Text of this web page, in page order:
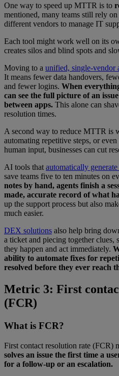
One way to speed up MTTR is to
mentioned, many teams still rely
different vendors to manage IT
Each tool might work well on its
creates silos and blind spots and
Moving to a unified, single-vendor
It means fewer data handovers,
and fewer logins. When
can see the full picture of an
between apps. This alone can
resolution times.
A second way to reduce MTTR is
automating repetitive steps, or
human input, businesses can cut
AI tools thatautomatically
save teams five to ten minutes on
notes by hand, agents finish a
made, accurate record of what
up the support process but also
much easier.
DEX solutions also help bring
a ticket and piecing together clues,
they happen and act immediately.
ability to automate fixes for
resolved before they ever reach
Metric 3: First
(FCR)
What is FCR?
First contact resolution rate (FCR)
solves an issue the first time a
for a follow-up or an escalation.